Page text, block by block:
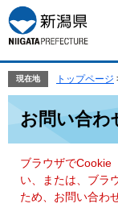
ー
ジ
の
頭
す。
ニ
ュ
ー
飛
て
現在地 トップページ
お問い合わ
ブラウザでCookie
い、または、ブラ
ため、お問い合わ